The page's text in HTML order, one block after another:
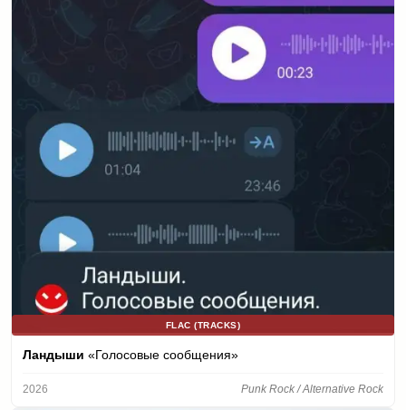
FLAC (TRACKS)
Ландыши «Голосовые сообщения»
2026 Punk Rock / Alternative Rock